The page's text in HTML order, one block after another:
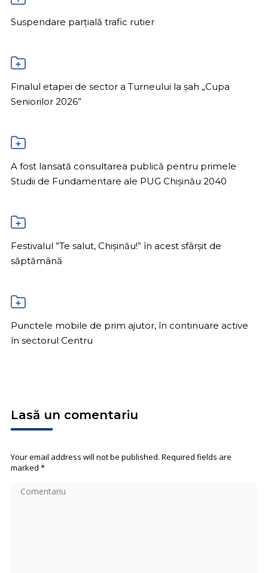
Suspendare parțială trafic rutier
Finalul etapei de sector a Turneului la șah „Cupa
Seniorilor 2026”
A fost lansată consultarea publică pentru primele
Studii de Fundamentare ale PUG Chișinău 2040
Festivalul ”Te salut, Chișinău!” în acest sfârșit de
săptămână
Punctele mobile de prim ajutor, în continuare active
în sectorul Centru
Lasă un comentariu
Your email address will not be published. Required fields are
marked *
Comentariu